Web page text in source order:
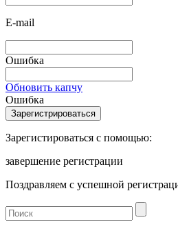
E-mail
Ошибка
Обновить капчу
Ошибка
Зарегистироваться с помощью:
завершение регистрации
Поздравляем с успешной